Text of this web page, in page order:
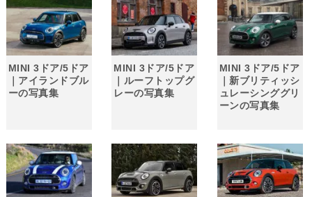
MINI 3ドア/5ドア
｜アイランドブル
ーの写真集
MINI 3ドア/5ドア
｜ルーフトップグ
レーの写真集
MINI 3ドア/5ドア
｜新ブリティッシ
ュレーシンググリ
ーンの写真集